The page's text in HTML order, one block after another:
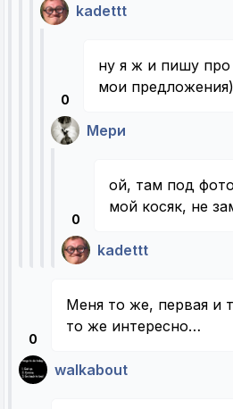
kadettt
0
ну я ж и пишу про
мои
Мери
0
ой, там под
мой косяк, не
kadettt
0
Меня то же, первая и
то же интересно…
walkabout